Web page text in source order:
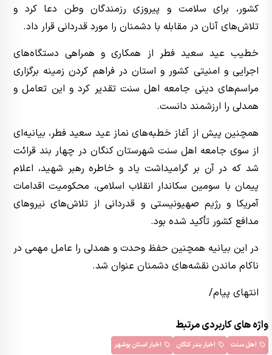
کشور، برای سلامت و پیروزی رزمندگان وطن دعا کرد و
تلاش‌های آنان در مقابله با دشمنان را مورد قدردانی قرار داد.
خطیب عید سعید فطر از همکاری و همراهی دستگاه‌های
اجرایی و امنیتی کشور و استان در فراهم کردن زمینه برگزاری
مراسم‌های دینی جامعه اهل سنت تقدیر کرد و این تعامل و
همدلی را ارزشمند دانست.
همچنین پیش از آغاز خطبه‌های نماز عید سعید فطر، بیانیه‌ای
از سوی جامعه اهل سنت شهرستان کنگان در چهار بند قرائت
شد که در آن بر گرامیداشت یاد و خاطره رهبر شهید، اعلام
پیمان با سومین سکاندار انقلاب اسلامی، محکومیت اقدامات
آمریکا و رژیم صهیونیستی و قدردانی از تلاش‌های نیروهای
مدافع کشور تأکید شده بود.
در این بیانیه همچنین حفظ وحدت و همدلی را عامل مهمی در
ناکام ماندن نقشه‌های دشمنان عنوان شد.
انتهای پیام/
واژه های کاربردی مرتبط
اهل سنت اخبار بندر کنگان اخبار استان بوشهر